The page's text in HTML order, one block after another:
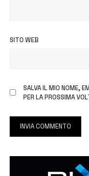
SITO WEB
SALVA IL MIO NOME,
PER LA PROSSIMA